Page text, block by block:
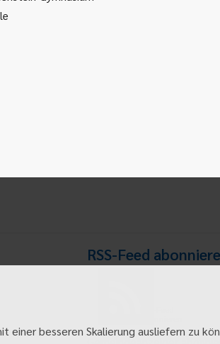
RSS-Feed
einer besseren Skalierung ausliefern zu